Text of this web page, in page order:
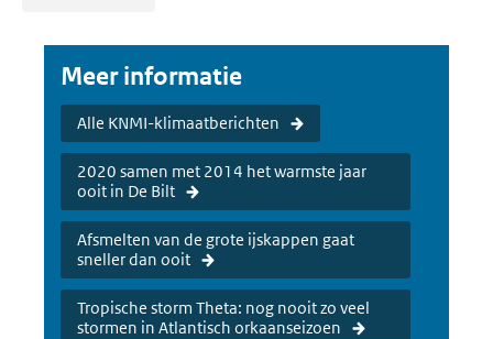
Meer informatie
Alle KNMI-klimaatberichten
2020 samen met 2014 het warmste jaar
ooit in De Bilt
Afsmelten van de grote ijskappen gaat
sneller dan ooit
Tropische storm Theta: nog nooit zo veel
stormen in Atlantisch orkaanseizoen